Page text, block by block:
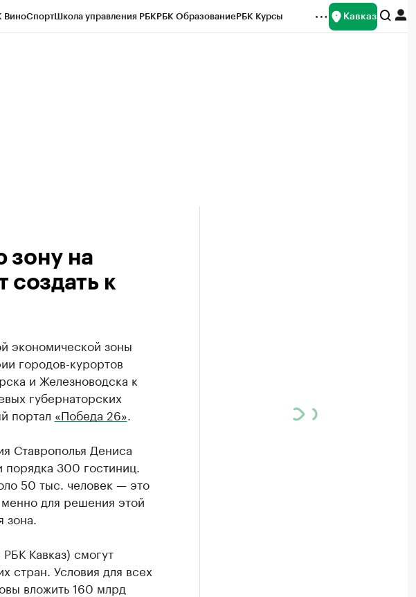
ВиноСпортШкола управления РБКРБК ОбразованиеРБК Курсы Кавказ
зону на
создать к
экономической зоны
городов-курортов
и Железноводска к
губернаторских
портал «Победа 26»
Ставрополья Дениса
300 гостиниц.
50 тыс. человек — это
для решения этой
Кавказ) смогут
стран. Условия для всех
вложить 160 млрд